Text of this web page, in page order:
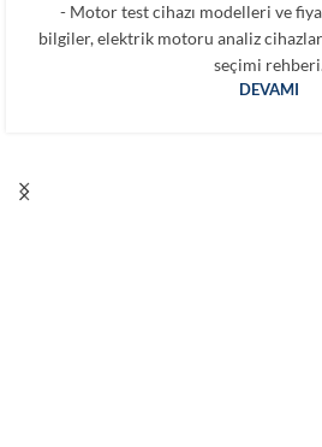
- Motor test cihazı modelleri ve
bilgiler, elektrik motoru analiz
seçimi
DEVAMI